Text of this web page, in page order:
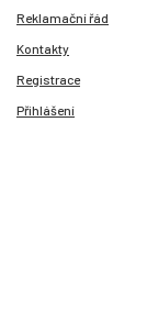
Reklamační řád
Kontakty
Registrace
Přihlášení